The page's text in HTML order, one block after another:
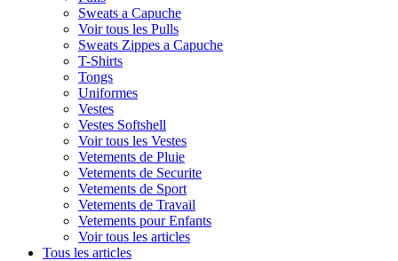
Sweats a Capuche
Voir tous les Pulls
Sweats Zippes a Capuche
T-Shirts
Tongs
Uniformes
Vestes
Vestes Softshell
Voir tous les Vestes
Vetements de Pluie
Vetements de Securite
Vetements de Sport
Vetements de Travail
Vetements pour Enfants
Voir tous les articles
Tous les articles